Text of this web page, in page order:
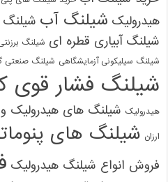
هیدرولیک شیلنگ آب شیلنگ
شیلنگ آبیاری قطره ای شیلنگ
شیلنگ سیلیکونی آزمایشگاهی شیلنگ صنعتی
شیلنگ فشار قوی
هیدرولیک شیلنگ های هیدرولیک و
ارزان شیلنگ های
فروش انواع شیلنگ هیدرولیک